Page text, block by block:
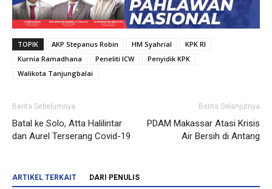
TOPIK AKP Stepanus Robin HM Syahrial
KPK RI
Kurnia Ramadhana
Peneliti ICW
Penyidik KPK
Walikota Tanjungbalai
Berita Sebelumnya
Batal ke Solo, Atta Halilintar
dan Aurel Terserang Covid-19
Berita Selanjutnya
PDAM Makassar Atasi Krisis
Air Bersih di Antang
ARTIKEL TERKAIT DARI PENULIS